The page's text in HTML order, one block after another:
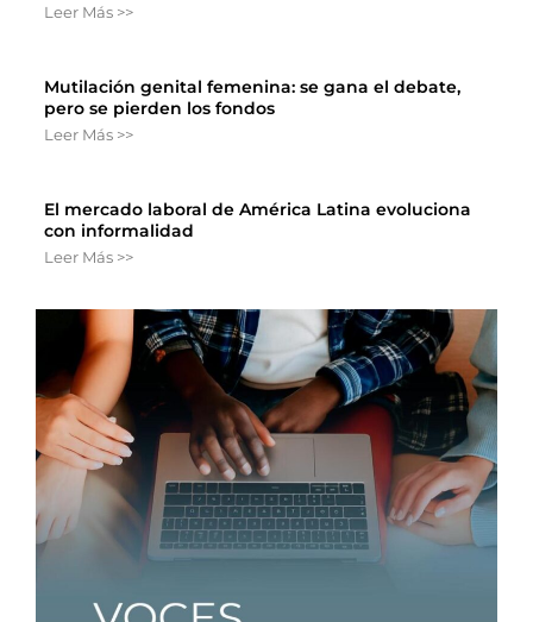
Leer Más >>
Mutilación genital femenina: se gana el debate,
pero se pierden los fondos
Leer Más >>
El mercado laboral de América Latina evoluciona
con informalidad
Leer Más >>